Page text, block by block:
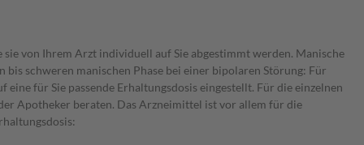
von Ihrem Arzt individuell auf Sie abgestimmt werden. Manische
schweren manischen Phase bei einer bipolaren Störung: Für
für Sie passende Erhaltungsdosis eingestellt. Für die einzelnen
Apotheker beraten. Das Arzneimittel ist vor allem für die